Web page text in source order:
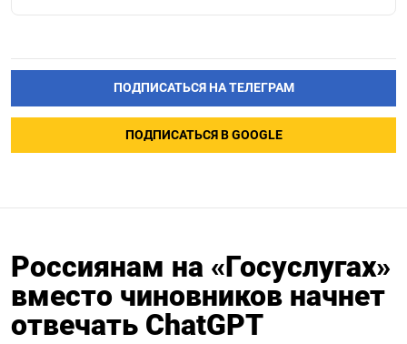
ПОДПИСАТЬСЯ НА ТЕЛЕГРАМ
ПОДПИСАТЬСЯ В GOOGLE
Россиянам на «Госуслугах»
вместо чиновников начнет
отвечать ChatGPT